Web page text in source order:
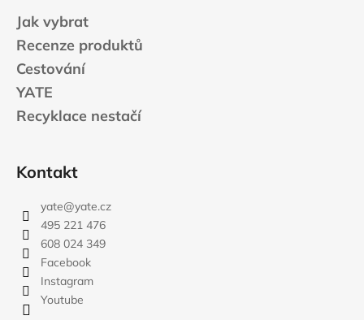
Jak vybrat
Recenze produktů
Cestování
YATE
Recyklace nestačí
Kontakt
yate@yate.cz
495 221 476
608 024 349
Facebook
Instagram
Youtube